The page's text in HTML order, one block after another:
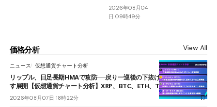
2026年08月04
日 09時49分
価格分析 View All
ニュース 仮想通貨チャート分析
リップル、日足長期HMAで攻防──戻り一巡後の下抜けで0.95ドルを試
す展開【仮想通貨チャート分析】XRP、BTC、ETH、TAKE
2026年08月07日 18時22分